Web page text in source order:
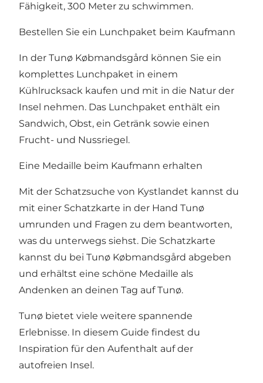
Fähigkeit, 300 Meter zu schwimmen.
Bestellen Sie ein Lunchpaket beim Kaufmann
In der Tunø Købmandsgård können Sie ein
komplettes Lunchpaket in einem
Kühlrucksack kaufen und mit in die Natur der
Insel nehmen. Das Lunchpaket enthält ein
Sandwich, Obst, ein Getränk sowie einen
Frucht- und Nussriegel.
Eine Medaille beim Kaufmann erhalten
Mit der Schatzsuche von Kystlandet kannst du
mit einer Schatzkarte in der Hand Tunø
umrunden und Fragen zu dem beantworten,
was du unterwegs siehst. Die Schatzkarte
kannst du bei Tunø Købmandsgård abgeben
und erhältst eine schöne Medaille als
Andenken an deinen Tag auf Tunø.
Tunø bietet viele weitere spannende
Erlebnisse. In diesem Guide findest du
Inspiration für den Aufenthalt auf der
autofreien Insel.